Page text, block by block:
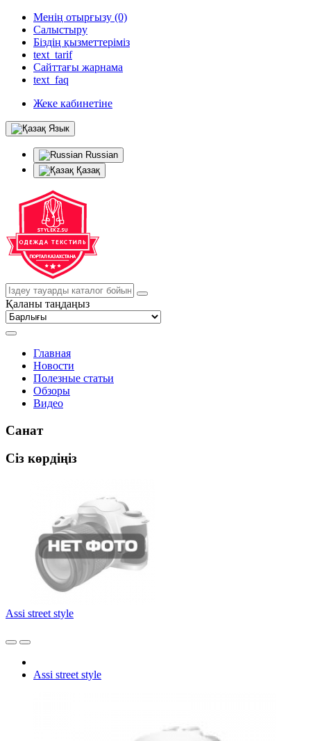
Менің отырғызу (0)
Салыстыру
Біздің қызметтеріміз
text_tarif
Сайттағы жарнама
text_faq
Жеке кабинетіне
Язык
Russian
Қазақ
Қаланы таңдаңыз
Главная
Новости
Полезные статьи
Обзоры
Видео
Санат
Сіз көрдіңіз
Assi street style
Assi street style